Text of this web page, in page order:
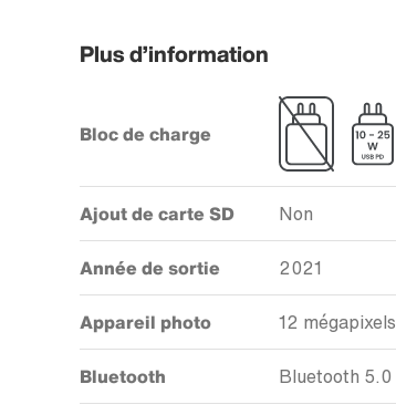
Plus d’information
Bloc de charge
Ajout de carte SD Non
Année de sortie 2021
Appareil photo 12 mégapixels
Bluetooth Bluetooth 5.0